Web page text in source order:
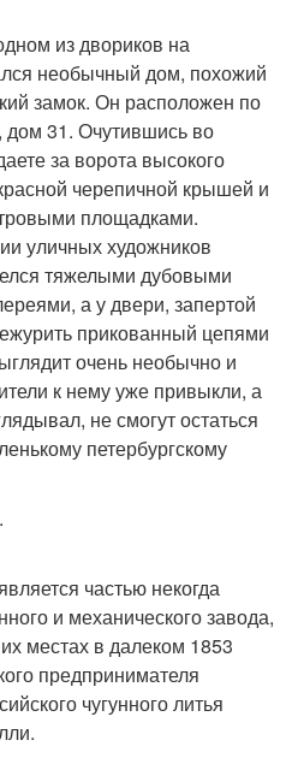
из двориков на
необычный дом, похожий
замок. Он расположен по
дом 31. Очутившись во
за ворота высокого
черепичной крышей и
площадками.
уличных художников
тяжелыми дубовыми
а у двери, запертой
прикованный цепями
очень необычно и
к нему уже привыкли, а
не смогут остаться
петербургскому
частью некогда
и механического завода,
местах в далеком 1853
предпринимателя
чугунного литья